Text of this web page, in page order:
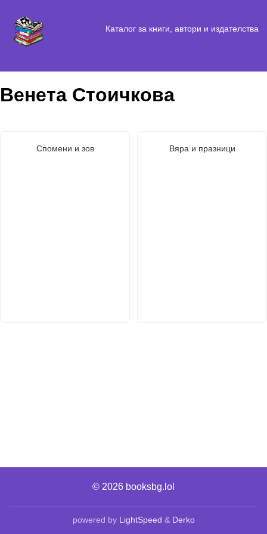
Каталог за книги, автори и издателства
Венета Стоичкова
Спомени и зов Вяра и празници
© 2026 booksbg.lol
powered by LightSpeed & Derko